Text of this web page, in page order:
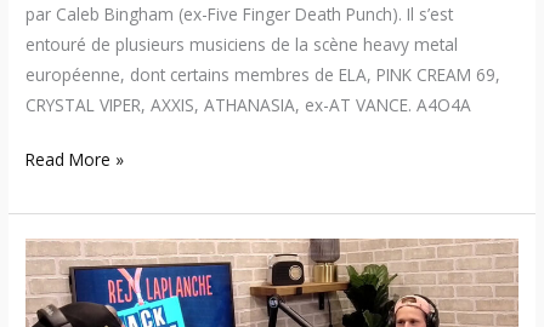
par Caleb Bingham (ex-Five Finger Death Punch). Il s’est
entouré de plusieurs musiciens de la scène heavy metal
européenne, dont certains membres de ELA, PINK CREAM 69,
CRYSTAL VIPER, AXXIS, ATHANASIA, ex-AT VANCE. A4O4A
Read More »
Rej
Laplanche
Backstage